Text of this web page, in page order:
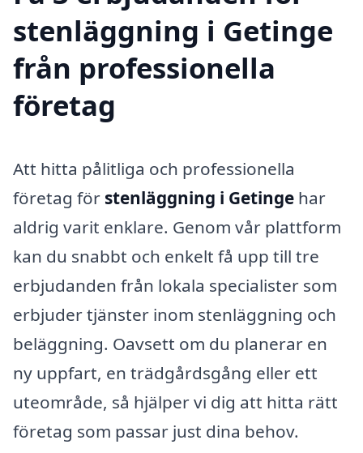
stenläggning i Getinge
från professionella
företag
Att hitta pålitliga och professionella
företag för stenläggning i Getinge har
aldrig varit enklare. Genom vår plattform
kan du snabbt och enkelt få upp till tre
erbjudanden från lokala specialister som
erbjuder tjänster inom stenläggning och
beläggning. Oavsett om du planerar en
ny uppfart, en trädgårdsgång eller ett
uteområde, så hjälper vi dig att hitta rätt
företag som passar just dina behov.